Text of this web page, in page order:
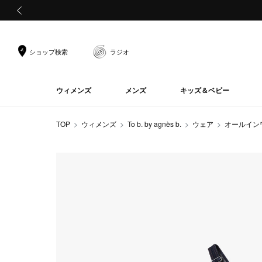
ショップ検索 ラジオ
ウィメンズ メンズ キッズ＆ベビー
TOP ウィメンズ To b. by agnès b. ウェア オールイン